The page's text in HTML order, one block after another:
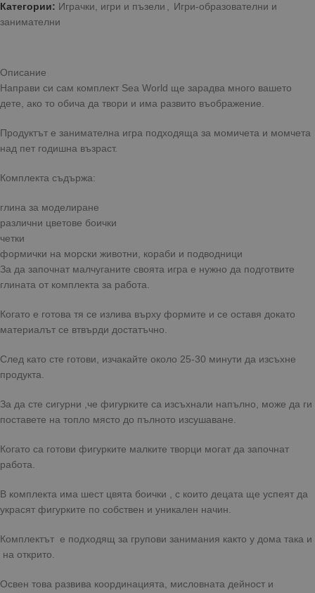
Категории: Играчки, игри и пъзели
Игри-образователни и
занимателни
Описание
Направи си сам комплект Sea World ще зарадва много вашето
дете, ако то обича да твори и има развито въображение.
Продуктът е занимателна игра подходяща за момичета и момчета
над пет годишна възраст.
Комплекта съдържа:
глина за моделиране
различни цветове боички
четки
формички на морски животни, кораби и подводници
За да започнат малчуганите своята игра е нужно да подготвите
глината от комплекта за работа.
Когато е готова тя се излива върху формите и се оставя докато
материалът се втвърди достатъчно.
След като сте готови, изчакайте около 25-30 минути да изсъхне
продукта.
За да сте сигурни ,че фигурките са изсъхнали напълно, може да ги
поставете на топло място до пълното изсушаване.
Когато са готови фигурките малките творци могат да започнат
работа.
В комплекта има шест цвята боички , с които децата ще успеят да
украсят фигурките по собствен и уникален начин.
Комплектът е подходящ за групови занимания както у дома така и
на открито.
Освен това развива координацията, мисловната дейност и